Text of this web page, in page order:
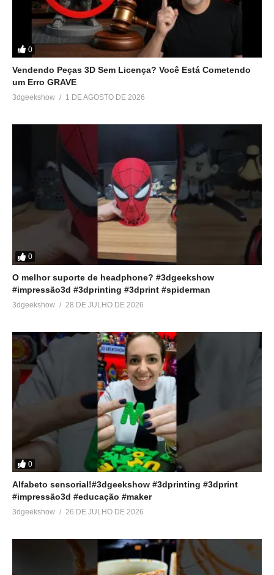
22 de setembro de 2018
Em "Unboxing"
0
Vendendo Peças 3D Sem Licença? Você Está Cometendo
um Erro GRAVE
3dgeekshow 1 DE AGOSTO DE 2026
0
O melhor suporte de headphone? #3dgeekshow
#impressão3d #3dprinting #3dprint #spiderman
3dgeekshow 28 DE JULHO DE 2026
0
Alfabeto sensorial!#3dgeekshow #3dprinting #3dprint
#impressão3d #educação #maker
3dgeekshow 26 DE JULHO DE 2026